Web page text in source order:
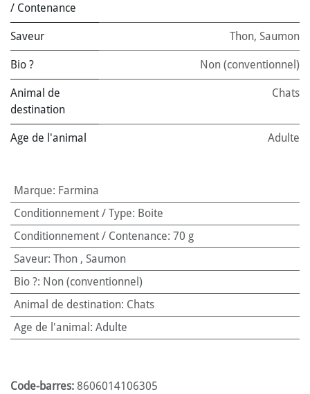
/ Contenance
Saveur Thon, Saumon
Bio ? Non (conventionnel)
Animal de
destination
Chats
Age de l'animal Adulte
Marque: Farmina
Conditionnement / Type: Boite
Conditionnement / Contenance: 70 g
Saveur: Thon, Saumon
Bio ?: Non (conventionnel)
Animal de destination: Chats
Age de l'animal : Adulte
Code-barres: 8606014106305